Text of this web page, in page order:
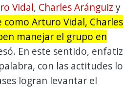
Vidal, Charles Aránguiz y
Arturo Vidal, Charles
manejar el grupo en
En este sentido,
con las actitudes
logran levantar el